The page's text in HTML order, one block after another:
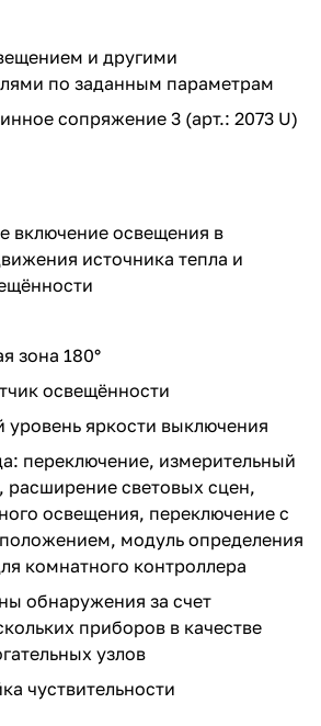
и другими
по заданным параметрам
сопряжение 3 (арт.: 2073 U)
включение освещения в
источника тепла и
зона 180°
освещённости
уровень яркости выключения
переключение, измерительный
расширение световых сцен,
освещения, переключение с
модуль определения
комнатного контроллера
обнаружения за счет
приборов в качестве
узлов
чуствительности